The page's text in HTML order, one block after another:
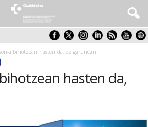
a bihotzean hasten da, ez garunean
hasten da,